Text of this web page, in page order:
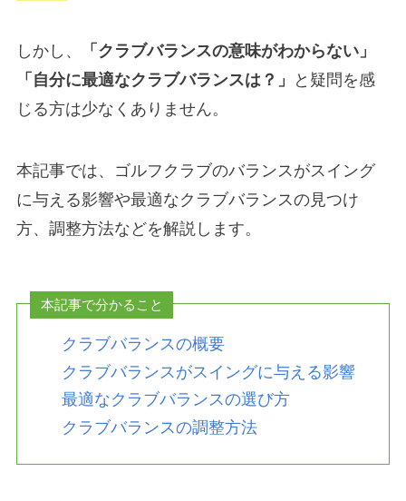
しかし、
「クラブバランスの意味がわからない」
「自分に最適なクラブバランスは？」
と疑問を感
じる方は少なくありません。
本記事では、ゴルフクラブのバランスがスイング
に与える影響や最適なクラブバランスの見つけ
方、調整方法などを解説します。
本記事で分かること
クラブバランスの概要
クラブバランスがスイングに与える影響
最適なクラブバランスの選び方
クラブバランスの調整方法